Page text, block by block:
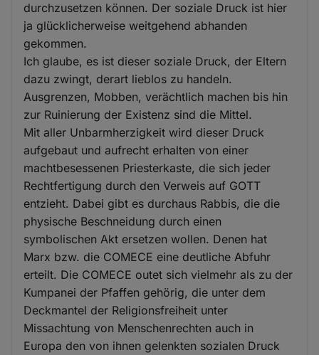
durchzusetzen können. Der soziale Druck ist hier
ja glücklicherweise weitgehend abhanden
gekommen.
Ich glaube, es ist dieser soziale Druck, der Eltern
dazu zwingt, derart lieblos zu handeln.
Ausgrenzen, Mobben, verächtlich machen bis hin
zur Ruinierung der Existenz sind die Mittel.
Mit aller Unbarmherzigkeit wird dieser Druck
aufgebaut und aufrecht erhalten von einer
machtbesessenen Priesterkaste, die sich jeder
Rechtfertigung durch den Verweis auf GOTT
entzieht. Dabei gibt es durchaus Rabbis, die die
physische Beschneidung durch einen
symbolischen Akt ersetzen wollen. Denen hat
Marx bzw. die COMECE eine deutliche Abfuhr
erteilt. Die COMECE outet sich vielmehr als zu der
Kumpanei der Pfaffen gehörig, die unter dem
Deckmantel der Religionsfreiheit unter
Missachtung von Menschenrechten auch in
Europa den von ihnen gelenkten sozialen Druck